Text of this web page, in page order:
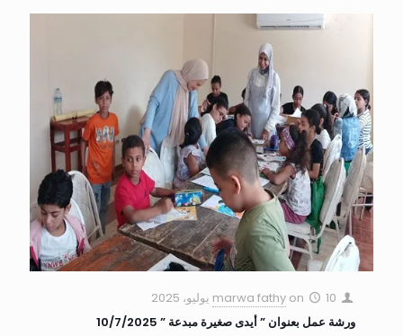
marwa fathy on
10 يوليو، 2025
ورشة عمل بعنوان ” أيدى صغيرة مبدعة ” 10/7/2025